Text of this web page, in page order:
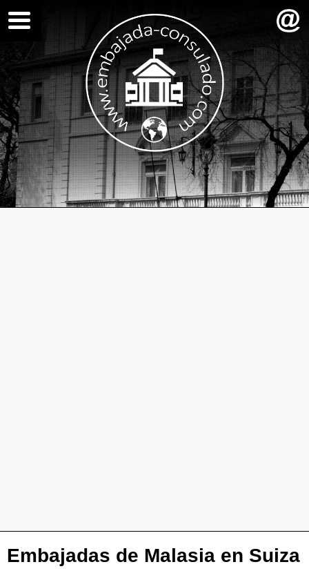
Embajadas de Malasia en Suiza